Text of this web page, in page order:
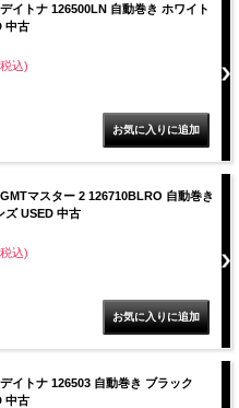
イトナ 126500LN 自動巻き ホワイト
中古
込)
マスター 2 126710BLRO 自動巻き
ズ USED 中古
込)
イトナ 126503 自動巻き ブラック
中古